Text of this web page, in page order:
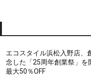
エコスタイル浜松入野店、
念した「25周年創業祭」を
最大50％OFF